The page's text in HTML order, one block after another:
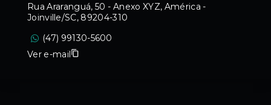
Rua Araranguá, 50 - Anexo XYZ, América -
Joinville/SC, 89204-310
(47) 99130-5600
Ver e-mail